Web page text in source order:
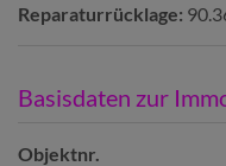
Reparaturrücklage:
Basisdaten zur
Objektnr.